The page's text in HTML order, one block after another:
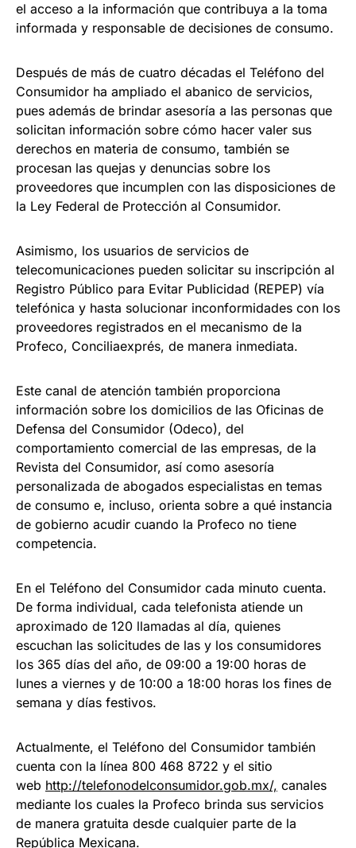
el acceso a la información que contribuya a la toma
informada y responsable de decisiones de consumo.
Después de más de cuatro décadas el Teléfono del
Consumidor ha ampliado el abanico de servicios,
pues además de brindar asesoría a las personas que
solicitan información sobre cómo hacer valer sus
derechos en materia de consumo, también se
procesan las quejas y denuncias sobre los
proveedores que incumplen con las disposiciones de
la Ley Federal de Protección al Consumidor.
Asimismo, los usuarios de servicios de
telecomunicaciones pueden solicitar su inscripción al
Registro Público para Evitar Publicidad (REPEP) vía
telefónica y hasta solucionar inconformidades con los
proveedores registrados en el mecanismo de la
Profeco, Conciliaexprés, de manera inmediata.
Este canal de atención también proporciona
información sobre los domicilios de las Oficinas de
Defensa del Consumidor (Odeco), del
comportamiento comercial de las empresas, de la
Revista del Consumidor, así como asesoría
personalizada de abogados especialistas en temas
de consumo e, incluso, orienta sobre a qué instancia
de gobierno acudir cuando la Profeco no tiene
competencia.
En el Teléfono del Consumidor cada minuto cuenta.
De forma individual, cada telefonista atiende un
aproximado de 120 llamadas al día, quienes
escuchan las solicitudes de las y los consumidores
los 365 días del año, de 09:00 a 19:00 horas de
lunes a viernes y de 10:00 a 18:00 horas los fines de
semana y días festivos.
Actualmente, el Teléfono del Consumidor también
cuenta con la línea 800 468 8722 y el sitio
web http://telefonodelconsumidor.gob.mx/, canales
mediante los cuales la Profeco brinda sus servicios
de manera gratuita desde cualquier parte de la
República Mexicana.